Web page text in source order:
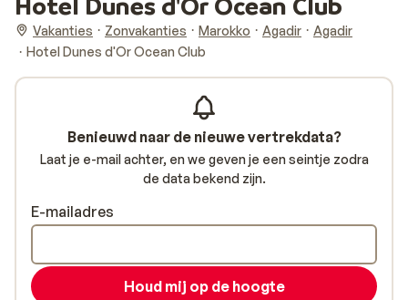
Vakanties Zonvakanties Marokko Agadir
Agadir
Hotel Dunes d'Or Ocean Club
Benieuwd naar de nieuwe vertrekdata?
Laat je e-mail achter, en we geven je een seintje zodra
de data bekend zijn.
E-mailadres
Houd mij op de hoogte